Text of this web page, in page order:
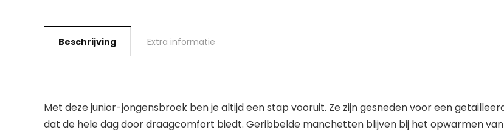
Beschrijving Extra informatie
Met deze junior-jongensbroek ben je altijd een stap vooruit. Ze zijn gesneden voor een
dat de hele dag door draagcomfort biedt. Geribbelde manchetten blijven bij het opwarmen